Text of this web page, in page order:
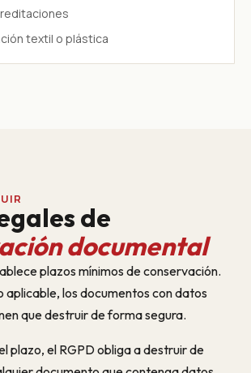
textil o plástica
de
documental
plazos mínimos de conservación.
aplicable, los documentos con datos
que destruir de forma segura.
plazo, el RGPD obliga a destruir de